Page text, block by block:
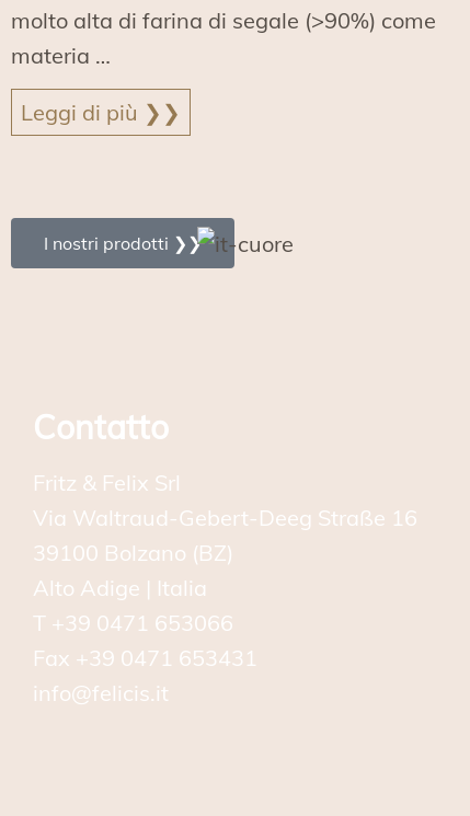
molto alta di farina di segale (>90%) come
materia …
Leggi di più ❯❯
I nostri prodotti ❯❯
Contatto
Fritz & Felix Srl
Via Waltraud-Gebert-Deeg Straße 16
39100 Bolzano (BZ)
Alto Adige | Italia
T +39 0471 653066
Fax +39 0471 653431
info@felicis.it